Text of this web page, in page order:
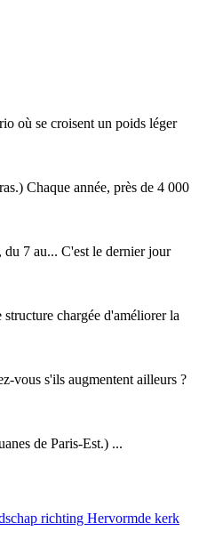
où se croisent un poids léger
Chaque année, près de 4 000
du 7 au... C'est le dernier jour
chargée d'améliorer la
vous s'ils augmentent ailleurs ?
de Paris-Est.) ...